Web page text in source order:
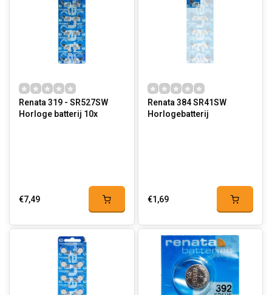
Renata 319 - SR527SW
Horloge batterij 10x
€7,49
Renata 384 SR41SW
Horlogebatterij
€1,69